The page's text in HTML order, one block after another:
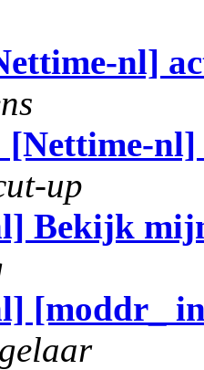
nl]
[Nettime-nl]
up
Bekijk
[moddr_